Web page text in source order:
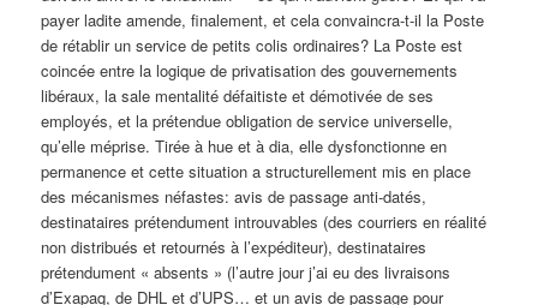
payer ladite amende, finalement, et cela convaincra-t-il la Poste
de rétablir un service de petits colis ordinaires? La Poste est
coincée entre la logique de privatisation des gouvernements
libéraux, la sale mentalité défaitiste et démotivée de ses
employés, et la prétendue obligation de service universelle,
qu’elle méprise. Tirée à hue et à dia, elle dysfonctionne en
permanence et cette situation a structurellement mis en place
des mécanismes néfastes: avis de passage anti-datés,
destinataires prétendument introuvables (des courriers en réalité
non distribués et retournés à l’expéditeur), destinataires
prétendument « absents » (l’autre jour j’ai eu des livraisons
d’Exapaq, de DHL et d’UPS… et un avis de passage pour